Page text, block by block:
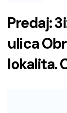
Predaj:
ulica
lokalita.